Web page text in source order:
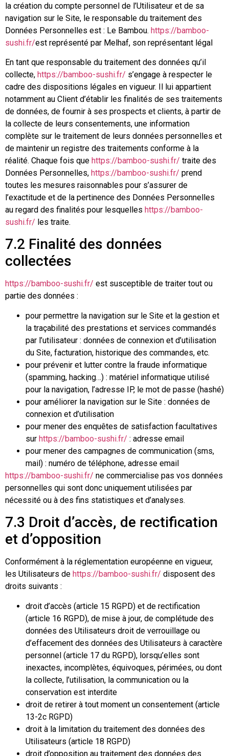
la création du compte personnel de l’Utilisateur et de sa
navigation sur le Site, le responsable du traitement des
Données Personnelles est : Le Bambou. https://bamboo-
sushi.fr/est représenté par Melhaf, son représentant légal
En tant que responsable du traitement des données qu’il
collecte, https://bamboo-sushi.fr/ s’engage à respecter le
cadre des dispositions légales en vigueur. Il lui appartient
notamment au Client d’établir les finalités de ses traitements
de données, de fournir à ses prospects et clients, à partir de
la collecte de leurs consentements, une information
complète sur le traitement de leurs données personnelles et
de maintenir un registre des traitements conforme à la
réalité. Chaque fois que https://bamboo-sushi.fr/ traite des
Données Personnelles, https://bamboo-sushi.fr/ prend
toutes les mesures raisonnables pour s’assurer de
l’exactitude et de la pertinence des Données Personnelles
au regard des finalités pour lesquelles https://bamboo-
sushi.fr/ les traite.
7.2 Finalité des données
collectées
https://bamboo-sushi.fr/ est susceptible de traiter tout ou
partie des données :
pour permettre la navigation sur le Site et la gestion et
la traçabilité des prestations et services commandés
par l’utilisateur : données de connexion et d’utilisation
du Site, facturation, historique des commandes, etc.
pour prévenir et lutter contre la fraude informatique
(spamming, hacking…) : matériel informatique utilisé
pour la navigation, l’adresse IP, le mot de passe (hashé)
pour améliorer la navigation sur le Site : données de
connexion et d’utilisation
pour mener des enquêtes de satisfaction facultatives
sur https://bamboo-sushi.fr/ : adresse email
pour mener des campagnes de communication (sms,
mail) : numéro de téléphone, adresse email
https://bamboo-sushi.fr/ ne commercialise pas vos données
personnelles qui sont donc uniquement utilisées par
nécessité ou à des fins statistiques et d’analyses.
7.3 Droit d’accès, de rectification
et d’opposition
Conformément à la réglementation européenne en vigueur,
les Utilisateurs de https://bamboo-sushi.fr/ disposent des
droits suivants :
droit d’accès (article 15 RGPD) et de rectification
(article 16 RGPD), de mise à jour, de complétude des
données des Utilisateurs droit de verrouillage ou
d’effacement des données des Utilisateurs à caractère
personnel (article 17 du RGPD), lorsqu’elles sont
inexactes, incomplètes, équivoques, périmées, ou dont
la collecte, l’utilisation, la communication ou la
conservation est interdite
droit de retirer à tout moment un consentement (article
13-2c RGPD)
droit à la limitation du traitement des données des
Utilisateurs (article 18 RGPD)
droit d’opposition au traitement des données des